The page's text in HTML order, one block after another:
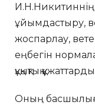
И.Н.Никитиннің
ұйымдастыру,
жоспарлау,
еңбегін
құқықтық
Оның